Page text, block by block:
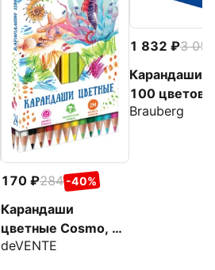
170 284 -40%
Карандаши
цветные Cosmo, 24
цвета
deVENTE
1 832
3 054
Карандаши
100 цветов
Brauberg